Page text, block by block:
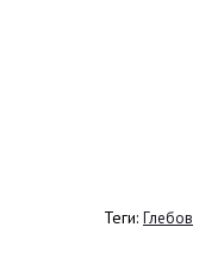
Теги: Глебов